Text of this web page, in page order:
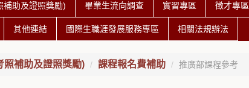
補助及證照獎勵) 畢業生流向調查 實習專區 徵才專區
其他連結 國際生職涯發展服務專區 相關法規辦法
照補助及證照獎勵) 課程報名費補助 推廣部課程參考